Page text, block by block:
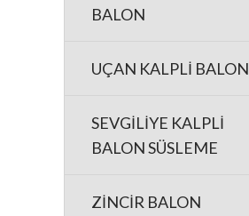
BALON
UÇAN KALPLİ BALON
SEVGİLİYE KALPLİ
BALON SÜSLEME
ZİNCİR BALON